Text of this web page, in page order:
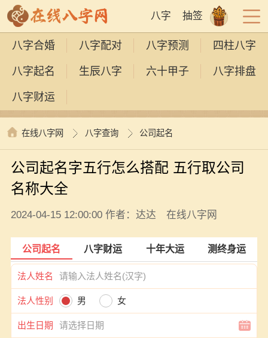
八字 抽签
八字合婚 八字配对 八字预测 四柱八字
八字起名 生辰八字 六十甲子 八字排盘
八字财运
在线八字网 八字查询 公司起名
公司起名字五行怎么搭配 五行取公司
名称大全
2024-04-15 12:00:00 作者：达达 在线八字网
公司起名 八字财运 十年大运 测终身运
法人姓名
法人性别 男 女
出生日期